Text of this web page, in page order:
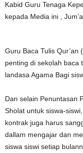
Kabid Guru Tenaga
kepada Media ini ,
Guru Baca Tulis
penting di sekolah baca
landasa Agama Bagi
Dan selain Penuntasan
Sholat untuk siswa-
kontrak juga harus
dallam mengajar dan
siswa siswi setiap